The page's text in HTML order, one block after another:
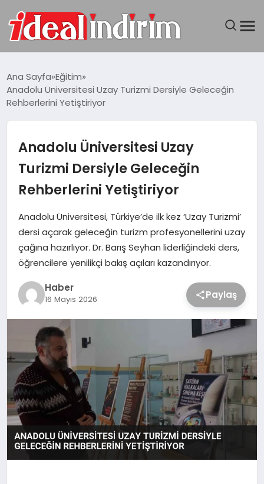
BILGISAYAR
TEKNOLOJI
YAŞAM
Ana Sayfa Eğitim
Anadolu Üniversitesi Uzay Turizmi Dersiyle Geleceğin
Rehberlerini Yetiştiriyor
Anadolu Üniversitesi Uzay
Turizmi Dersiyle Geleceğin
Rehberlerini Yetiştiriyor
Anadolu Üniversitesi, Türkiye’de ilk kez ‘Uzay Turizmi’
dersi açarak geleceğin turizm profesyonellerini uzay
çağına hazırlıyor. Dr. Barış Seyhan liderliğindeki ders,
öğrencilere yenilikçi bakış açıları kazandırıyor.
Haber
16 Mayıs 2026 Paylaş